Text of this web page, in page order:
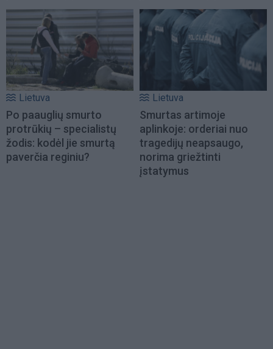
Lietuva
Po paauglių smurto
protrūkių – specialistų
žodis: kodėl jie smurtą
paverčia reginiu?
Lietuva
Smurtas artimoje
aplinkoje: orderiai nuo
tragedijų neapsaugo,
norima griežtinti
įstatymus